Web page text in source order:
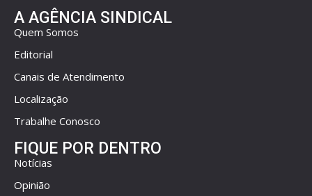
A AGÊNCIA SINDICAL
Quem Somos
Editorial
Canais de Atendimento
Localização
Trabalhe Conosco
FIQUE POR DENTRO
Notícias
Opinião